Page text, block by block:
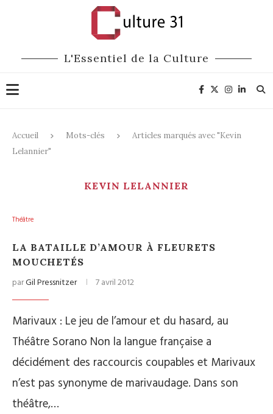
L'Essentiel de la Culture
Accueil Mots-clés
Articles marqués avec "Kevin
Lelannier"
KEVIN LELANNIER
Théâtre
LA BATAILLE D’AMOUR À FLEURETS
MOUCHETÉS
parGil Pressnitzer 7 avril 2012
Marivaux : Le jeu de l’amour et du hasard, au
Théâtre Sorano Non la langue française a
décidément des raccourcis coupables et Marivaux
n’est pas synonyme de marivaudage. Dans son
théâtre,…